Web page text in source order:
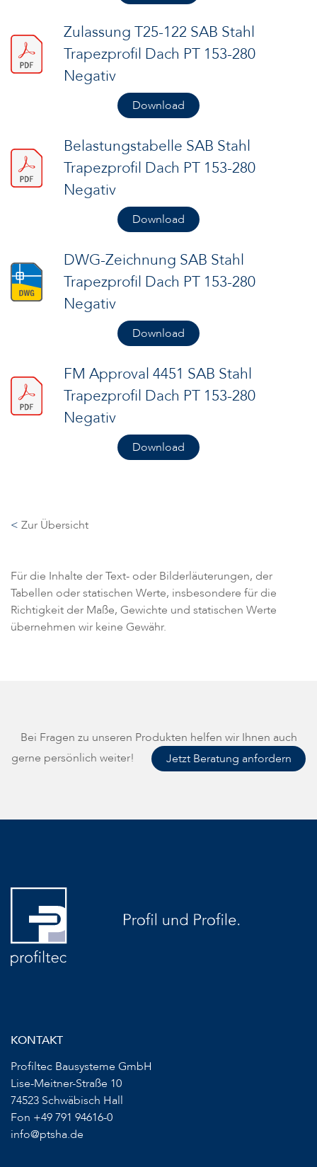
Zulassung T25-122 SAB Stahl
Trapezprofil Dach PT 153-280
Negativ
Download
Belastungstabelle SAB Stahl
Trapezprofil Dach PT 153-280
Negativ
Download
DWG-Zeichnung SAB Stahl
Trapezprofil Dach PT 153-280
Negativ
Download
FM Approval 4451 SAB Stahl
Trapezprofil Dach PT 153-280
Negativ
Download
< Zur Übersicht
Für die Inhalte der Text- oder Bilderläuterungen, der
Tabellen oder statischen Werte, insbesondere für die
Richtigkeit der Maße, Gewichte und statischen Werte
übernehmen wir keine Gewähr.
Bei Fragen zu unseren Produkten helfen wir Ihnen auch
gerne persönlich weiter!
Jetzt Beratung anfordern
KONTAKT
Profiltec Bausysteme GmbH
Lise-Meitner-Straße 10
74523 Schwäbisch Hall
Fon +49 791 94616-0
info@ptsha.de